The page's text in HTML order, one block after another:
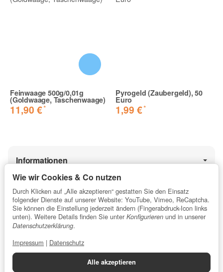
Feinwaage 500g/0,01g
(Goldwaage, Taschenwaage)
11,90 €*
Pyrogeld (Zaubergeld), 50
Euro
1,99 €*
Informationen
Gesetzliche Informationen
⌀ Kundenbewertung für profipyro.de
Errechnet aus 13.853Bewertungen
Wie wir Cookies & Co nutzen
Durch Klicken auf „Alle akzeptieren“ gestatten Sie den Einsatz
folgender Dienste auf unserer Website: YouTube, Vimeo, ReCaptcha.
Sie können die Einstellung jederzeit ändern (Fingerabdruck-Icon links
unten). Weitere Details finden Sie unter Konfigurieren und in unserer
Datenschutzerklärung.
Impressum | Datenschutz
Alle akzeptieren